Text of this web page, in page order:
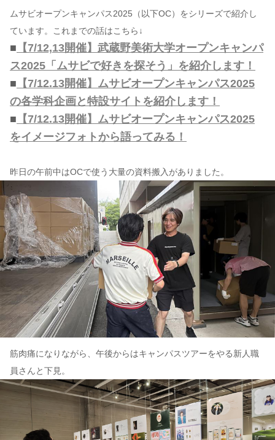
ムサビオープンキャンパス2025（以下OC）をシリーズで紹介し
ています。これまでの話はこちら↓
■ 【7/12,13開催】武蔵野美術大学オープンキャンパ
ス2025「ムサビで好きを探そう」を紹介します！
■ 【7/12.13開催】ムサビオープンキャンパス2025
の各学科企画と特設サイトを紹介します！
■ 【7/12.13開催】ムサビオープンキャンパス2025
をイメージフォトから語ってみる！
昨日の午前中はOCで使う大量の資料搬入がありました。
筋肉痛になりながら、午後からはキャンパスツアーをやる新人職
員さんと下見。